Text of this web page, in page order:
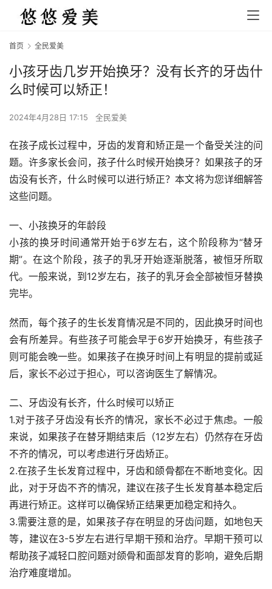
首页 全民爱美
小孩牙齿几岁开始换牙？没有长齐的牙齿什
么时候可以矫正！
2024年4月28日 17:15 全民爱美
在孩子成长过程中，牙齿的发育和矫正是一个备受关注的问
题。许多家长会问，孩子什么时候开始换牙？如果孩子的牙
齿没有长齐，什么时候可以进行矫正？本文将为您详细解答
这些问题。
一、小孩换牙的年龄段
小孩的换牙时间通常开始于6岁左右，这个阶段称为“替牙
期”。在这个阶段，孩子的乳牙开始逐渐脱落，被恒牙所取
代。一般来说，到12岁左右，孩子的乳牙会全部被恒牙替换
完毕。
然而，每个孩子的生长发育情况是不同的，因此换牙时间也
会有所差异。有些孩子可能会早于6岁开始换牙，有些孩子
则可能会晚一些。如果孩子在换牙时间上有明显的提前或延
后，家长不必过于担心，可以咨询医生了解情况。
二、牙齿没有长齐，什么时候可以矫正
1.对于孩子牙齿没有长齐的情况，家长不必过于焦虑。一般
来说，如果孩子在替牙期结束后（12岁左右）仍然存在牙齿
不齐的情况，可以考虑进行牙齿矫正。
2.在孩子生长发育过程中，牙齿和颌骨都在不断地变化。因
此，对于牙齿不齐的情况，建议在孩子生长发育基本稳定后
再进行矫正。这样可以确保矫正结果更加稳定和持久。
3.需要注意的是，如果孩子存在明显的牙齿问题，如地包天
等，建议在3-5岁左右进行早期干预和治疗。早期干预可以
帮助孩子减轻口腔问题对颌骨和面部发育的影响，避免后期
治疗难度增加。